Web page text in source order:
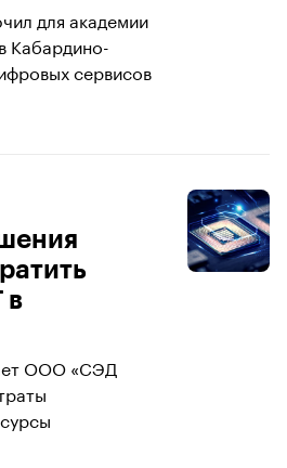
для академии
Кабардино-
сервисов
в
ООО «СЭД